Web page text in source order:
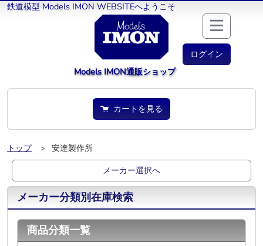
鉄道模型 Models IMON WEBSITEへようこそ
ログイン
Models IMON通販ショップ
カートを見る
トップ
＞ 安達製作所
メーカー選択へ
メーカー分類別在庫検索
商品分類一覧